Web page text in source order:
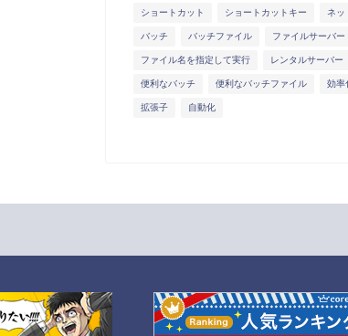
ショートカット ショートカットキー ネッ
バッチ バッチファイル ファイルサーバー
ファイル名を指定して実行 レンタルサーバー
便利なバッチ 便利なバッチファイル 効率
拡張子 自動化